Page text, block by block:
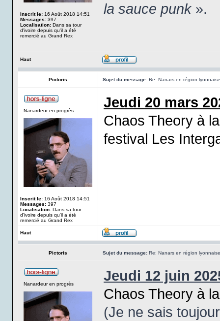
Inscrit le: 16 Août 2018 14:51
Messages: 397
Localisation: Dans sa tour
d'ivoire depuis qu'il a été
remercié au Grand Rex
la sauce punk».
Haut
Pictoris Sujet du message: Re: Nanars en région lyonnaise
Nanardeur en progrès
Inscrit le: 16 Août 2018 14:51
Messages: 397
Localisation: Dans sa tour
d'ivoire depuis qu'il a été
remercié au Grand Rex
Jeudi 20 mars
Chaos Theory à
festival Les
Haut
Pictoris Sujet du message: Re: Nanars en région lyonnaise
Nanardeur en progrès
Jeudi 12 juin
Chaos Theory à
(Je ne sais